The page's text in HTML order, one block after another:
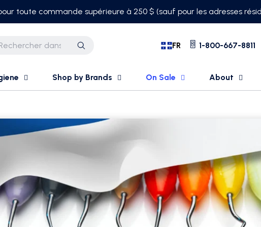
toute commande supérieure à 250 $ (sauf pour les adresses
Recherche FR 1-800-667-8811
Shop by Brands On Sale About